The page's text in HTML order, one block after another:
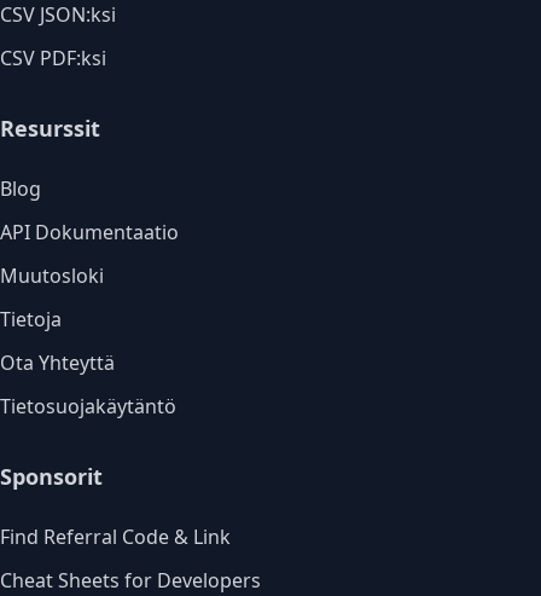
CSV JSON:ksi
CSV PDF:ksi
Resurssit
Blog
API Dokumentaatio
Muutosloki
Tietoja
Ota Yhteyttä
Tietosuojakäytäntö
Sponsorit
Find Referral Code & Link
Cheat Sheets for Developers